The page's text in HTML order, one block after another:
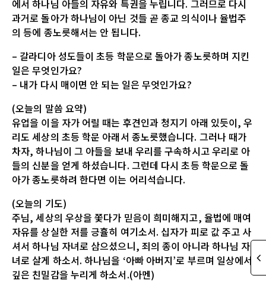
에서 하나님 아들의 자유와 특권을 누립니다. 그러므로 다시
과거로 돌아가 하나님이 아닌 것들 곧 종교 의식이나 율법주
의 등에 종노릇해서는 안 됩니다.
– 갈라디아 성도들이 초등 학문으로 돌아가 종노릇하며 지킨
일은 무엇인가요?
– 내가 다시 매이면 안 되는 일은 무엇인가요?
(오늘의 말씀 요약)
유업을 이을 자가 어릴 때는 후견인과 청지기 아래 있듯이, 우
리도 세상의 초등 학문 아래서 종노릇했습니다. 그러나 때가
차자, 하나님이 그 아들을 보내 우리를 구속하시고 우리로 아
들의 신분을 얻게 하셨습니다. 그런데 다시 초등 학문으로 돌
아가 종노릇하려 한다면 이는 어리석습니다.
(오늘의 기도)
주님, 세상의 우상을 쫓다가 믿음이 희미해지고, 율법에 매여
자유를 상실한 저를 긍휼히 여기소서. 십자가 피로 값 주고 사
셔서 하나님 자녀로 삼으셨으니, 죄의 종이 아니라 하나님 자
녀로 살게 하소서. 하나님을 ‘아빠 아버지’로 부르며 일상에서
깊은 친밀감을 누리게 하소서.(아멘)